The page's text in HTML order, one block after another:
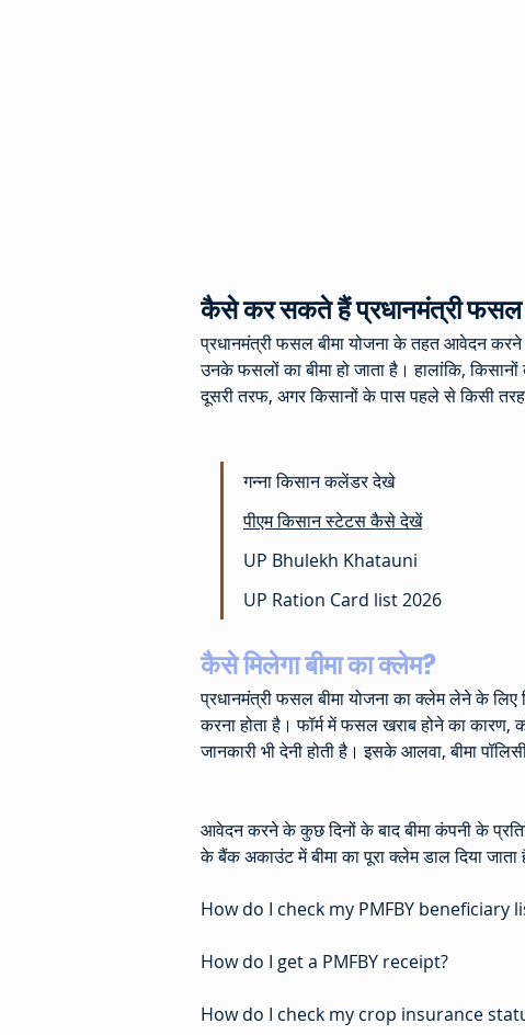
कैसे कर सकते हैं प्रधानमंत्री फसल
प्रधानमंत्री फसल बीमा योजना के तहत आवेदन
उनके फसलों का बीमा हो जाता है। हालांकि,
दूसरी तरफ, अगर किसानों के पास पहले से किसी
गन्ना किसान कलेंडर देखे
पीएम किसान स्टेटस कैसे देखें
UP Bhulekh Khatauni
UP Ration Card list 2026
कैसे मिलेगा बीमा का क्लेम?
प्रधानमंत्री फसल बीमा योजना का क्लेम लेने के
करना होता है। फॉर्म में फसल खराब होने का कारण,
जानकारी भी देनी होती है। इसके आलवा, बीमा
आवेदन करने के कुछ दिनों के बाद बीमा कंपनी के
के बैंक अकाउंट में बीमा का पूरा क्लेम डाल दिया जाता
How do I check my PMFBY beneficiary
How do I get a PMFBY receipt?
How do I check my crop insurance